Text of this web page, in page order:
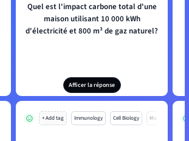
Quel est l'impact carbone total d'une
maison utilisant 10 000 kWh
d'électricité et 800 m³ de gaz naturel?
Afficer la réponse
+ Add tag Immunology Cell Biology Mo